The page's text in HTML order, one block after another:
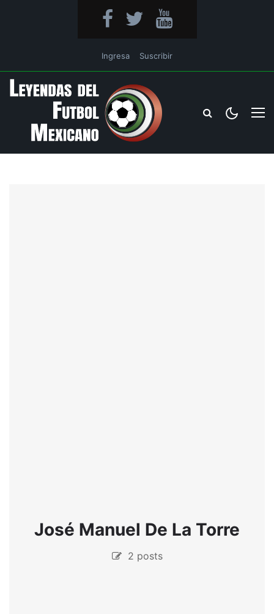
Ingresa Suscribir
José Manuel De La Torre
2 posts